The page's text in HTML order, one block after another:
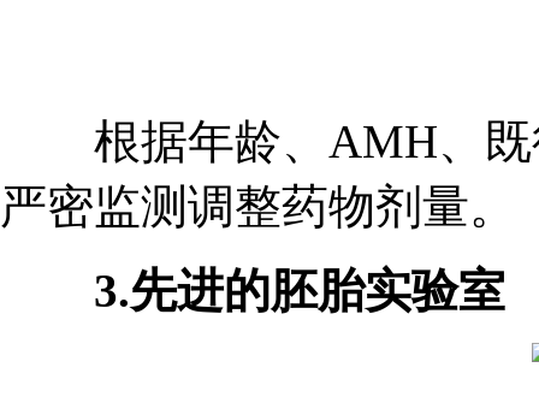
根据年龄、AMH、既
严密监测调整药物剂量。
3.先进的胚胎实验室